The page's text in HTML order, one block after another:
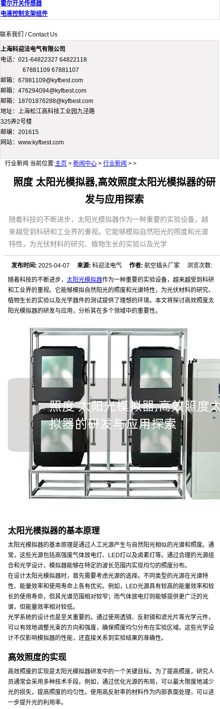
霍尔开关传感器
电液控制支架组件
联系我们 / Contact Us
上海科迎法电气有限公司
电话：021-64822327 64822118
67881109 67881107
邮箱：67881109@kyfbest.com
邮箱：476294094@kyfbest.com
邮箱：18701876288@kyfbest.com
地址：上海松江高科技工业园九泾路
325弄2号楼
邮编：201615
网站：www.kyfbest.com
行业新闻 当前位置:主页 > 新闻中心 > 行业新闻 > >
照度 太阳光模拟器,高效照度太阳光模拟器的研
发与应用探索
随着科技的不断进步，太阳光模拟器作为一种重要的实验设备，越
来越受到科研和工业界的重视。它能够模拟自然阳光的照度和光谱
特性，为光伏材料的研究、植物生长的实验以及光学
发布时间: 2025-04-07来源: 科迎法电气作者: 航空插头厂家 浏览次数:
随着科技的不断进步， 太阳光模拟器作为一种重要的实验设备，越来越受到科研
和工业界的重视。它能够模拟自然阳光的照度和光谱特性，为光伏材料的研究、
植物生长的实验以及光学器件的测试提供了理想的环境。本文将探讨高效照度太
阳光模拟器的研发与应用，分析其在多个领域中的重要性。
太阳光模拟器的基本原理
太阳光模拟器的基本原理是通过人工光源产生与自然阳光相似的光谱和照度。通
常，这些光源包括高强度气体放电灯、LED灯以及卤素灯等。通过合理的光源组
合和光学设计，模拟器能够在特定的波长范围内实现均匀的照度分布。
在设计太阳光模拟器时，首先需要考虑光源的选择。不同类型的光源在光谱特
性、能量效率和使用寿命上各有优劣。例如，LED光源具有较高的能量效率和较
长的使用寿命，但其光谱范围相对较窄；而气体放电灯则能够提供更广泛的光
谱，但能量效率相对较低。
光学系统的设计也是至关重要的。通过使用透镜、反射镜和滤光片等光学元件，
可以有效地调整光束的方向和强度，确保照度均匀分布在实验区域。这些光学设
计不仅影响模拟器的性能，还直接关系到实验结果的准确性。
高效照度的实现
高效照度的实现是太阳光模拟器研发中的一个关键目标。为了提高照度，研究人
员通常会采用多种技术手段。例如，通过优化光源的布局，可以最大限度地减少
光的损失，提高照度的均匀性。使用高反射率的材料作为内部表面处理，可以进
一步提升光的利用率。